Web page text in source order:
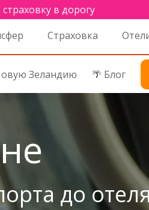
в дорогу
Страховка
Зеландию 🌴 Блог
до